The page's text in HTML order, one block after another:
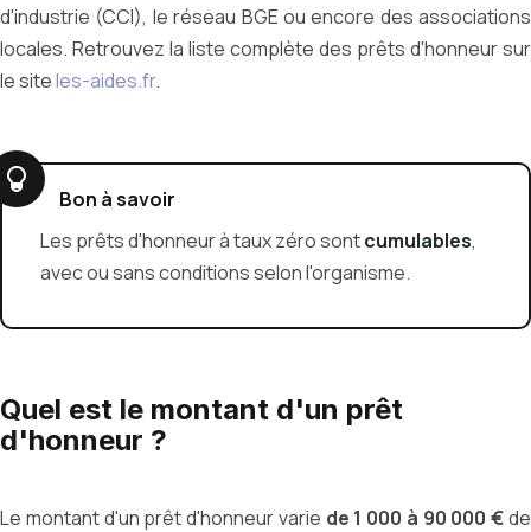
d'industrie (CCI), le réseau BGE ou encore des associations
locales. Retrouvez la liste complète des prêts d'honneur sur
le siteles-aides.fr.
Bon à savoir
Les prêts d'honneur à taux zéro sontcumulables,
avec ou sans conditions selon l'organisme.
Quel est le montant d'un prêt
d'honneur ?
Le montant d'un prêt d'honneur varie de 1 000 à 90 000 €de